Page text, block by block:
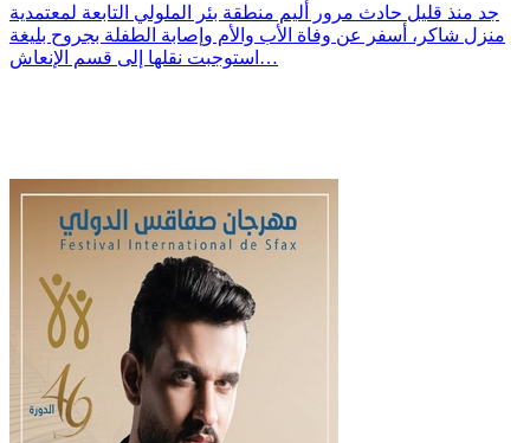
جد منذ قليل حادث مرور أليم منطقة بئر الملولي التابعة لمعتمدية
منزل شاكر، أسفر عن وفاة الأب والأم وإصابة الطفلة بجروح بليغة
استوجبت نقلها إلى قسم الإنعاش…